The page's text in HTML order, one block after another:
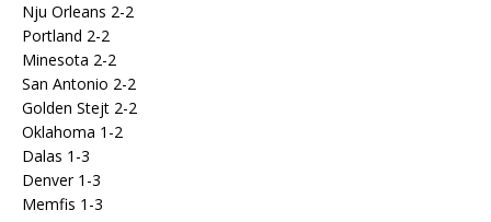
Nju Orleans 2-2
Portland 2-2
Minesota 2-2
San Antonio 2-2
Golden Stejt 2-2
Oklahoma 1-2
Dalas 1-3
Denver 1-3
Memfis 1-3